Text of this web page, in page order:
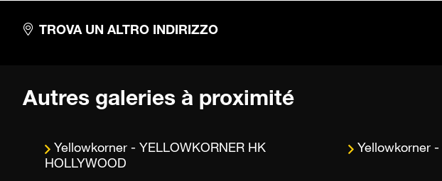
TROVA UN ALTRO INDIRIZZO
Autres galeries à proximité
YELLOWKORNER HK
HOLLYWOOD